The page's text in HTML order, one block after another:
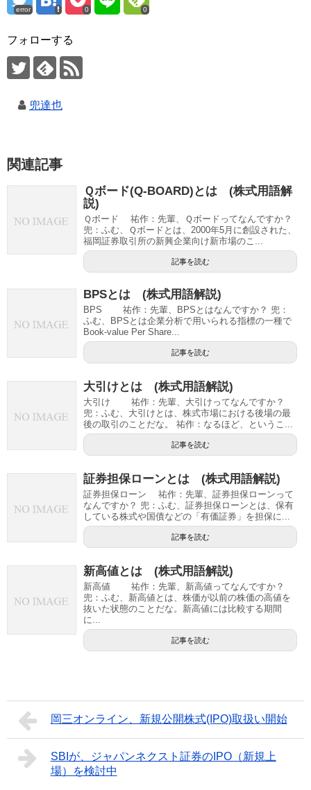
error 0 0
フォローする
兜達也
関連記事
Ｑボード(Q-BOARD)とは (株式用語解
説)
Ｑボード 祐作：先輩、Ｑボードってなんですか？
兜：ふむ、Ｑボードとは、2000年5月に創設された、
福岡証券取引所の新興企業向け新市場のこ...
記事を読む
BPSとは (株式用語解説)
BPS 祐作：先輩、BPSとはなんですか？ 兜：
ふむ、BPSとは企業分析で用いられる指標の一種で
Book-value Per Share...
記事を読む
大引けとは (株式用語解説)
大引け 祐作：先輩、大引けってなんですか？
兜：ふむ、大引けとは、株式市場における後場の最
後の取引のことだな。 祐作：なるほど、というこ...
記事を読む
証券担保ローンとは (株式用語解説)
証券担保ローン 祐作：先輩、証券担保ローンって
なんですか？ 兜：ふむ、証券担保ローンとは、保有
している株式や国債などの「有価証券」を担保に...
記事を読む
新高値とは (株式用語解説)
新高値 祐作：先輩、新高値ってなんですか？
兜：ふむ、新高値とは、株価が以前の株価の高値を
抜いた状態のことだな。新高値には比較する期間
に...
記事を読む
岡三オンライン、新規公開株式(IPO)取扱い開始
SBIが、ジャパンネクスト証券のIPO（新規上
場）を検討中